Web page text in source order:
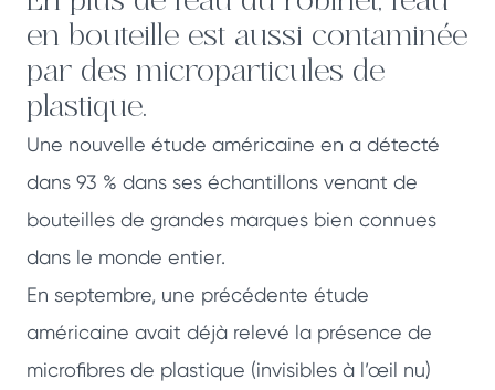
en bouteille est aussi contaminée
par des microparticules de
plastique.
Une nouvelle étude américaine en a détecté
dans 93 % dans ses échantillons venant de
bouteilles de grandes marques bien connues
dans le monde entier.
En septembre, une précédente étude
américaine avait déjà relevé la présence de
microfibres de plastique (invisibles à l’œil nu)